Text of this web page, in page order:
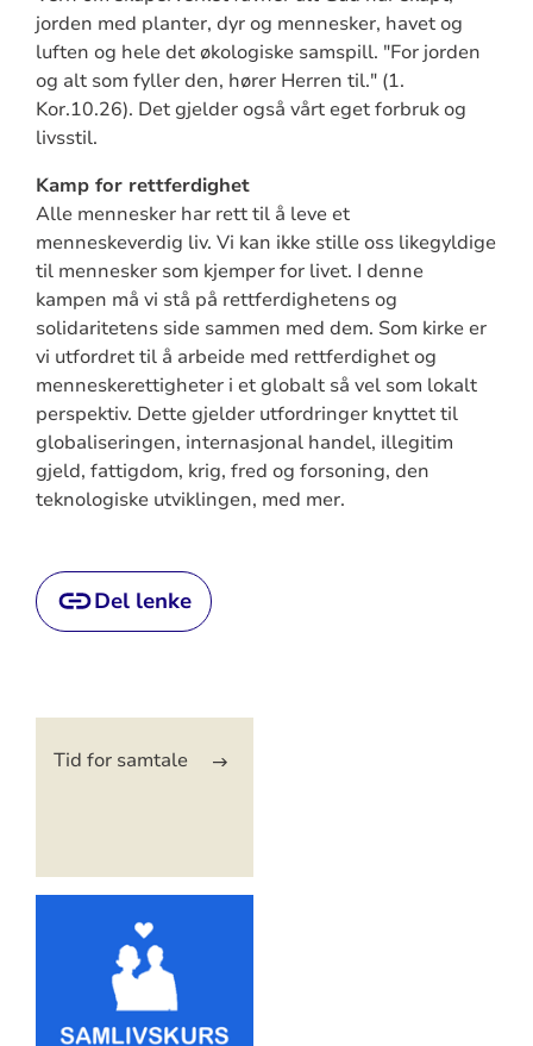
jorden med planter, dyr og mennesker, havet og
luften og hele det økologiske samspill. "For jorden
og alt som fyller den, hører Herren til." (1.
Kor.10.26). Det gjelder også vårt eget forbruk og
livsstil.
Kamp for rettferdighet
Alle mennesker har rett til å leve et
menneskeverdig liv. Vi kan ikke stille oss likegyldige
til mennesker som kjemper for livet. I denne
kampen må vi stå på rettferdighetens og
solidaritetens side sammen med dem. Som kirke er
vi utfordret til å arbeide med rettferdighet og
menneskerettigheter i et globalt så vel som lokalt
perspektiv. Dette gjelder utfordringer knyttet til
globaliseringen, internasjonal handel, illegitim
gjeld, fattigdom, krig, fred og forsoning, den
teknologiske utviklingen, med mer.
Del lenke
Tid for samtale